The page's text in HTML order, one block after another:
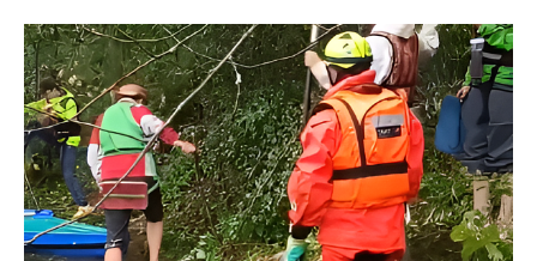
помощи», - сообщили в областной поисково-спасательной
службе. Сотрудники МЧС вновь напомнили: поход в лес и в
горы требует серьёзной подготовки и правильно
подобранного снаряжения. Например, не стоит надевать обувь
с гладкой подошвой, тем более что сейчас тропы Таганая
мокрые и грязные после недавних обильных дождей.